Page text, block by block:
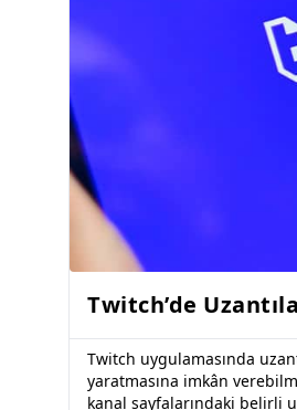
Twitch’de
Twitch uygulamasında
yaratmasına imkân
kanal sayfalarındaki belirli